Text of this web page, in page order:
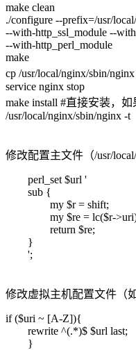
make clean
./configure --prefix=/usr/
--with-http_ssl_module --
--with-http_perl_module
make
cp /usr/local/nginx/sbin/
service nginx stop
make install #直接安装，
/usr/local/nginx/sbin/nginx -t
修改配置主文件（/usr/
perl_set $url '
sub {
my $r = shift;
my $re = lc($r-
return $re;
}
';
修改虚拟主机配置文件（
if ($uri ~ [A-Z]){
rewrite ^(.*)$ $url last;
}